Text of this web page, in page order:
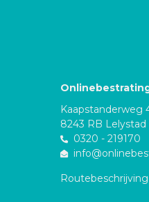
Kaapstanderweg
8243 RB Lelystad
0320 - 219170
Routebeschrijving